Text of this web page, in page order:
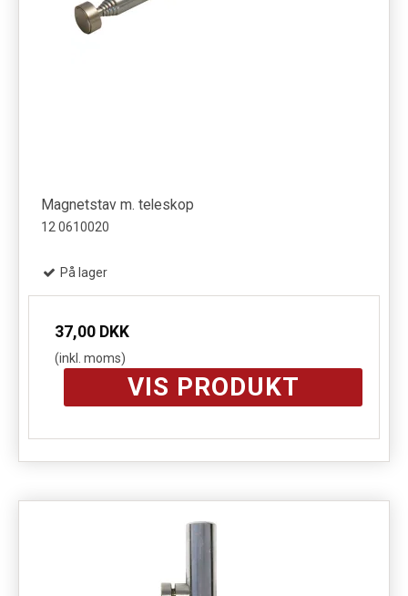
Magnetstav m. teleskop
12 0610020
På lager
37,00 DKK
(inkl. moms)
VIS PRODUKT